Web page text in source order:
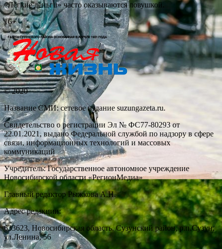
«Лёгкие деньги» часто оказываются ловушкой.
16+
© 2020
Название СМИ: cетевое издание suzungazeta.ru.
Свидетельство о регистрации Эл № ФС77-80293 от
22.01.2021, выдано Федеральной службой по надзору в сфере
связи, информационных технологий и массовых
коммуникаций
Учредитель: Государственное автономное учреждение
Новосибирской области «РегионМедиа»
Главный редактор Рыжкова А.Н.
Адрес редакции:
633623, Новосибирская область, Сузунский район, р.п.Сузун,
ул.Ленина, 56